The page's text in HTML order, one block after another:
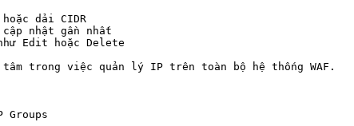
dải CIDR
nhật gần nhất
Edit hoặc Delete
trong việc quản lý IP trên toàn bộ hệ thống WAF.
Groups